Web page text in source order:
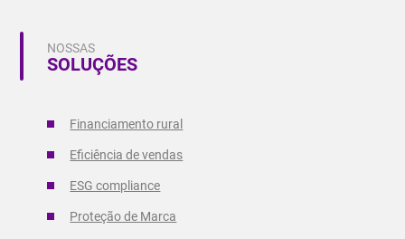
NOSSAS
SOLUÇÕES
Financiamento rural
Eficiência de vendas
ESG compliance
Proteção de Marca